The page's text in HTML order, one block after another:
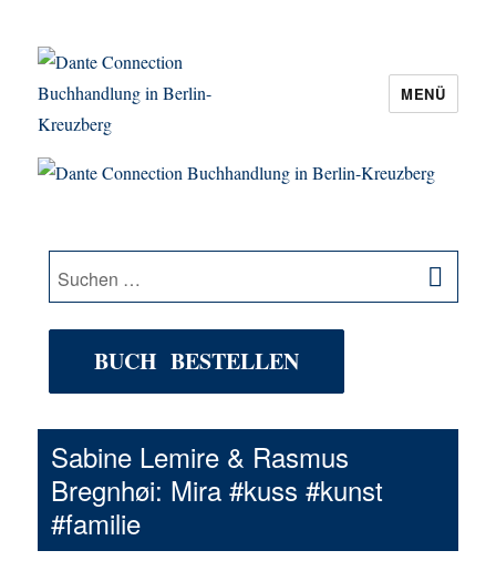
Dante Connection Buchhandlung in
MENÜ
Suche
nach:
BUCH BESTELLEN
Sabine Lemire & Rasmus
Bregnhøi: Mira #kuss #kunst
#familie